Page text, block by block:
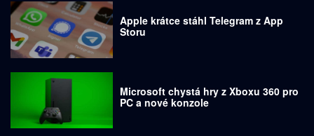
Apple krátce stáhl Telegram z App
Storu
Microsoft chystá hry z Xboxu 360 pro
PC a nové konzole